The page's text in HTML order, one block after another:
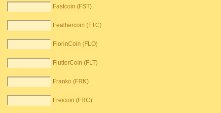
Fastcoin (FST)
Feathercoin (FTC)
FlorinCoin (FLO)
FlutterCoin (FLT)
Franko (FRK)
Freicoin (FRC)